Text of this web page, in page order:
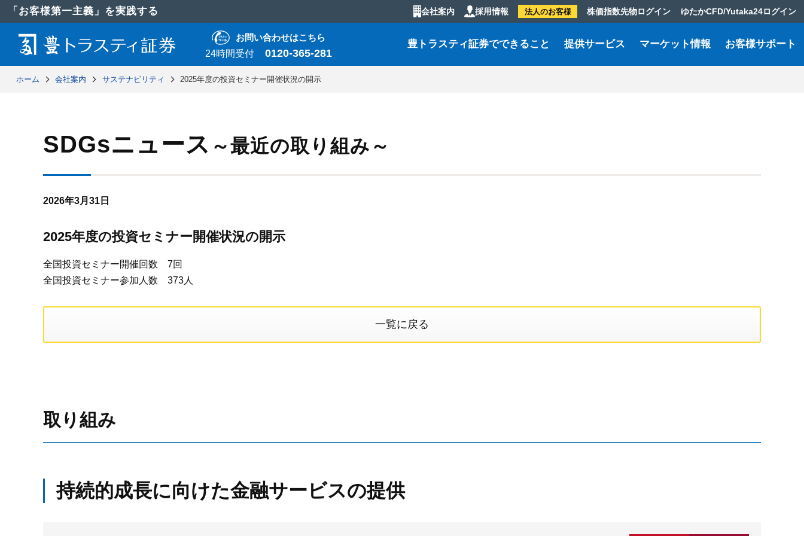
「お客様第一主義」を実践する 会社案内 採用情報 法人のお客様 株価指数先物ログイン ゆたかCFD/Yutaka24ログイン
お問い合わせはこちら
24時間受付
0120-365-281
豊トラスティ証券でできること 提供サービス マーケット情報 お客様サポート
ホーム 会社案内 サステナビリティ 2025年度の投資セミナー開催状況の開示
SDGsニュース ～最近の取り組み～
2026年3月31日
2025年度の投資セミナー開催状況の開示
全国投資セミナー開催回数 7回
全国投資セミナー参加人数 373人
一覧に戻る
取り組み
持続的成長に向けた金融サービスの提供